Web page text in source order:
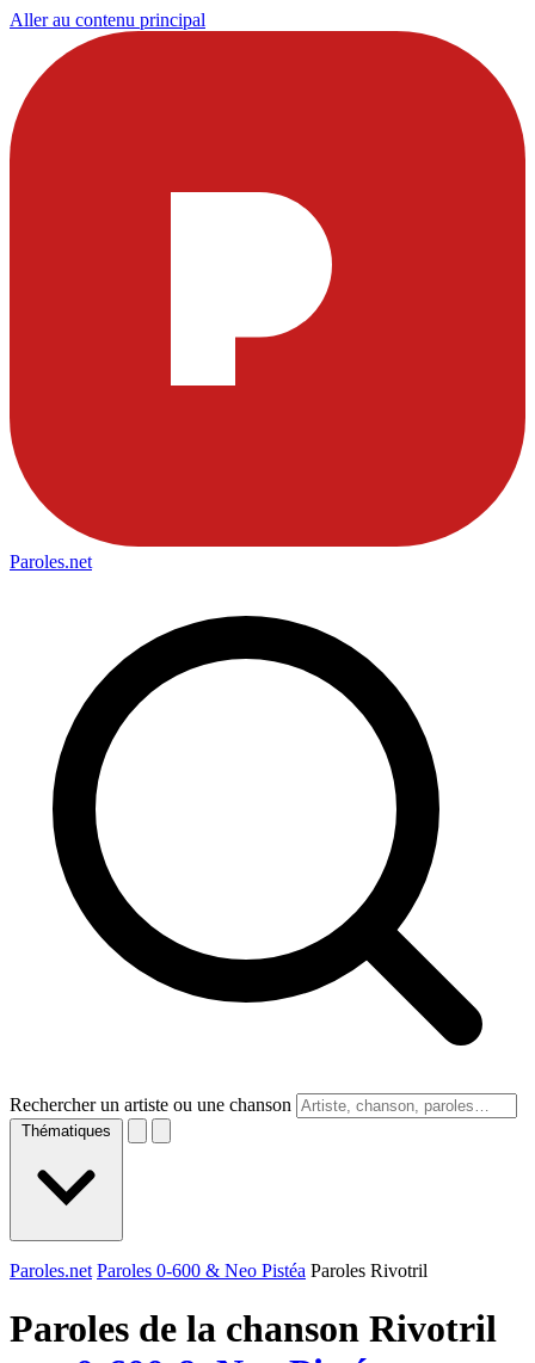
Aller au contenu principal
Paroles.net
Rechercher un artiste ou une chanson
Thématiques
Paroles.net Paroles 0-600 & Neo Pistéa Paroles Rivotril
Paroles de la chanson Rivotril